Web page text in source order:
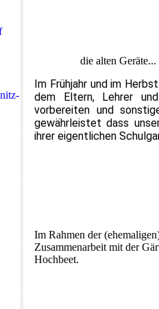
die alten Geräte...
Im Frühjahr und im
dem Eltern, Lehrer
vorbereiten und
gewährleistet dass
ihrer eigentlichen
Im Rahmen der
Zusammenarbeit mit der
Hochbeet.